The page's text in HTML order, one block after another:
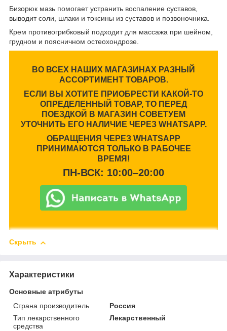
Бизорюк мазь помогает устранить воспаление суставов,
выводит соли, шлаки и токсины из суставов и позвоночника.
Крем противогрибковый подходит для массажа при шейном,
грудном и поясничном остеохондрозе.
ВО ВСЕХ НАШИХ МАГАЗИНАХ РАЗНЫЙ
АССОРТИМЕНТ ТОВАРОВ.
ЕСЛИ ВЫ ХОТИТЕ ПРИОБРЕСТИ КАКОЙ-ТО
ОПРЕДЕЛЕННЫЙ ТОВАР, ТО ПЕРЕД
ПОЕЗДКОЙ В МАГАЗИН СОВЕТУЕМ
УТОЧНИТЬ ЕГО НАЛИЧИЕ ЧЕРЕЗ WHATSAPP.
ОБРАЩЕНИЯ ЧЕРЕЗ WHATSAPP
ПРИНИМАЮТСЯ ТОЛЬКО В РАБОЧЕЕ
ВРЕМЯ!
ПН-ВСК: 10:00–20:00
Скрыть
Характеристики
Основные атрибуты
Страна производитель
Россия
Тип лекарственного
средства
Лекарственный